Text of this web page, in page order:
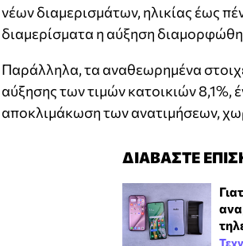
νέων διαμερισμάτων, ηλικίας έως
διαμερίσματα η αύξηση
Παράλληλα, τα αναθεωρημένα
αύξησης των τιμών κατοικιών 8,1%,
αποκλιμάκωση των ανατιμήσεων,
ΔΙΑΒΑΣΤΕ